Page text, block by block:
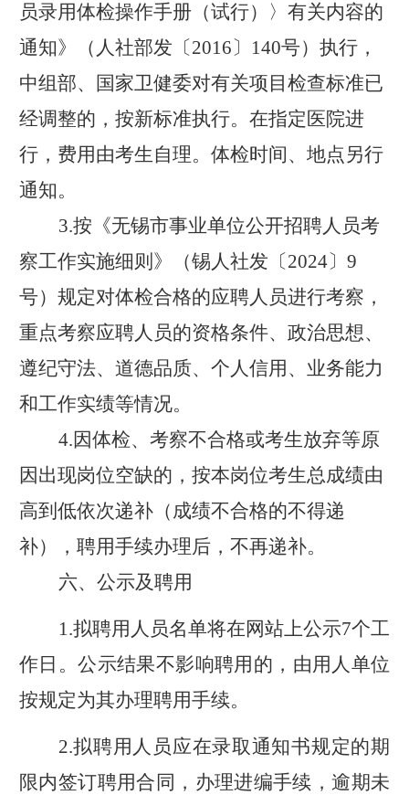
员录用体检操作手册（试行）〉有关内容的
通知》（人社部发〔2016〕 140号） 执行，
中组部、国家卫健委对有关项目检查标准已
经调整的，按新标准执行。 在指定医院进
行，费用由考生自理。体检时间、地点另行
通知。
3.按《无锡市事业单位公开招聘人员考
察工作实施细则》
（锡人社发〔2024〕 9
号） 规定对体检合格的应聘人员进行考察，
重点考察应聘人员的资格条件、政治思想、
遵纪守法、道德品质、个人信用、业务能力
和工作实绩等情况。
4.因体检、考察不合格或考生放弃等原
因出现岗位空缺的， 按本岗位考生总成绩由
高到低依次递补（成绩不合格的不得递
补）
，聘用手续办理后，不再递补。
六、公示及聘用
1.拟聘用人员名单将在网站上公示7个工
作日。公示结果不影响聘用 的， 由用人单位
按规定为其办理聘用手续。
2.拟聘用人员应在录取通知书规定的期
限内签订聘用合同，办理进编手续，逾期未